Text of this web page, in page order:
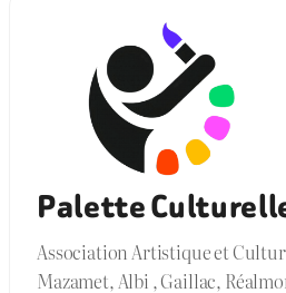
Palette
Association Artistique et
Mazamet, Albi , Gaillac,